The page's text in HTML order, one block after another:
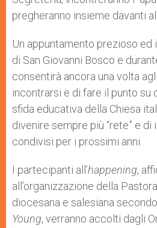
pregheranno insieme davanti
Un appuntamento prezioso
di San Giovanni Bosco e
consentirà ancora una volta
incontrarsi e di fare il punto su
sfida educativa della Chiesa
divenire sempre più “rete” e
condivisi per i prossimi anni.
I partecipanti all’happening,
all’organizzazione della
diocesana e salesiana
Young, verranno accolti dagli